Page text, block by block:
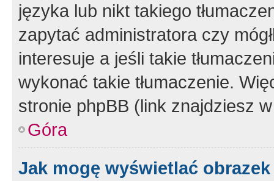
języka lub nikt takiego
zapytać administratora czy
interesuje a jeśli takie
wykonać takie tłumaczenie.
stronie phpBB (link znajdziesz
Góra
Jak mogę wyświetlać